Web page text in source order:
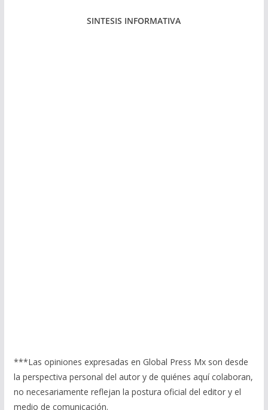
SINTESIS INFORMATIVA
***Las opiniones expresadas en Global Press Mx son desde
la perspectiva personal del autor y de quiénes aquí colaboran,
no necesariamente reflejan la postura oficial del editor y el
medio de comunicación.